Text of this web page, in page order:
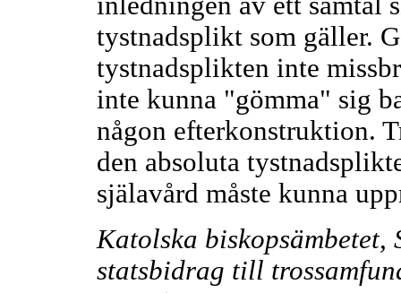
tystnadsplikt som gäller.
tystnadsplikten inte
inte kunna "gömma" sig
någon efterkonstruktion.
den absoluta
själavård måste kunna
Katolska biskopsämbetet,
statsbidrag till